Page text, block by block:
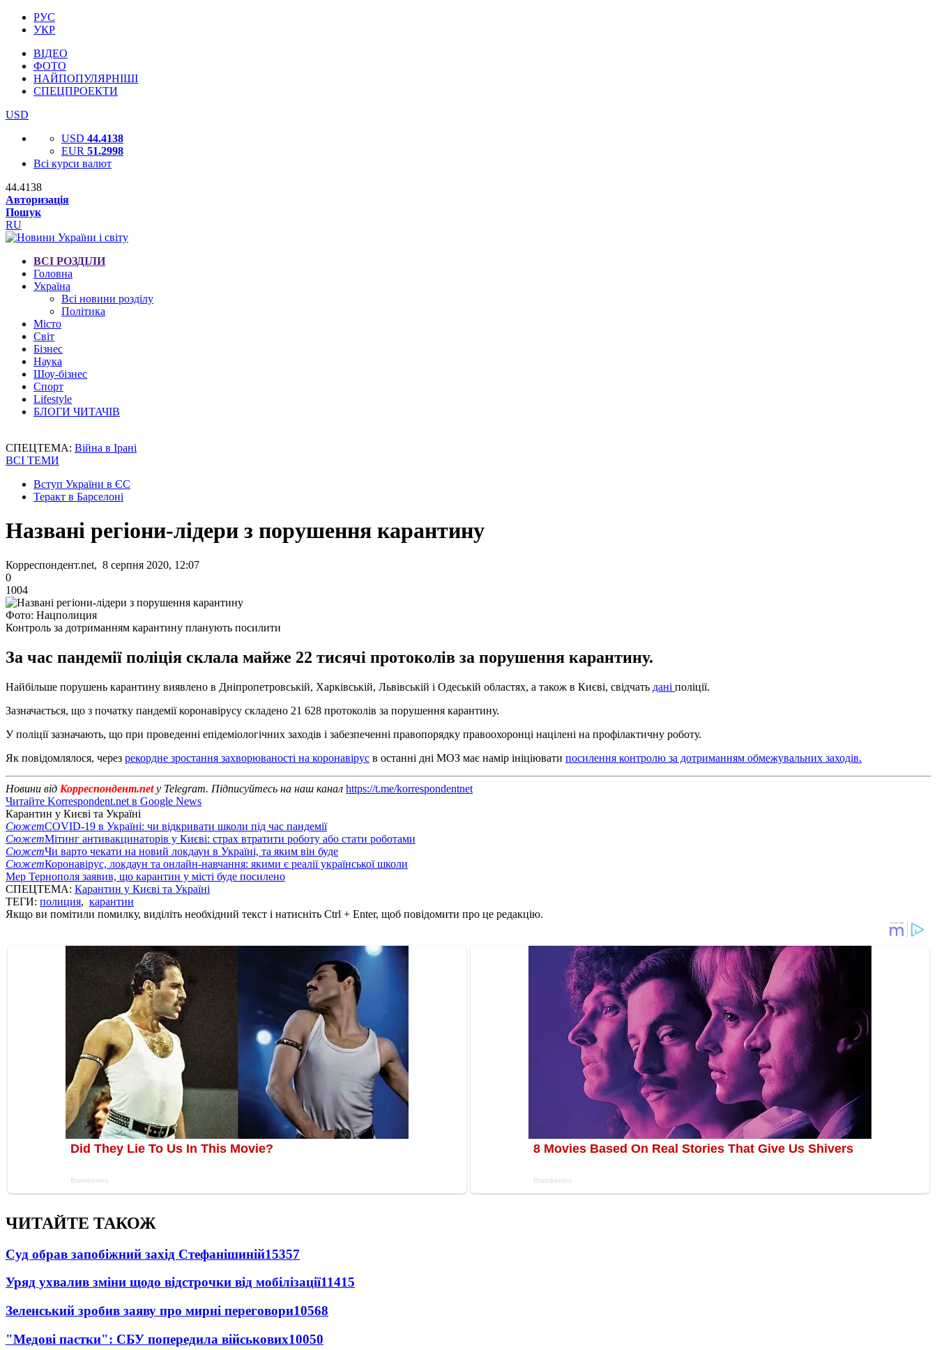
РУС
УКР
ВІДЕО
ФОТО
НАЙПОПУЛЯРНІШІ
СПЕЦПРОЕКТИ
USD
USD 44.4138
EUR 51.2998
Всі курси валют
44.4138
Авторизація
Пошук
RU
ВСІ РОЗДІЛИ
Головна
Україна
Всі новини розділу
Політика
Місто
Світ
Бізнес
Наука
Шоу-бізнес
Спорт
Lifestyle
БЛОГИ ЧИТАЧІВ
СПЕЦТЕМА: Війна в Ірані
ВСІ ТЕМИ
Вступ України в ЄС
Теракт в Барселоні
Названі регіони-лідери з порушення карантину
Корреспондент.net, 8 серпня 2020, 12:07
0
1004
Фото: Нацполиция
Контроль за дотриманням карантину планують посилити
За час пандемії поліція склала майже 22 тисячі протоколів за порушення карантину.
Найбільше порушень карантину виявлено в Дніпропетровській, Харківській, Львівській і Одеській областях, а також в Києві, свідчать дані поліції.
Зазначається, що з початку пандемії коронавірусу складено 21 628 протоколів за порушення карантину.
У поліції зазначають, що при проведенні епідеміологічних заходів і забезпеченні правопорядку правоохоронці націлені на профілактичну роботу.
Як повідомлялося, через рекордне зростання захворюваності на коронавірус в останні дні МОЗ має намір ініціювати посилення контролю за дотриманням обмежувальних заходів.
Новини від Корреспондент.net у Telegram. Підписуйтесь на наш канал https://t.me/korrespondentnet
Читайте Korrespondent.net в Google News
Карантин у Києві та Україні
СюжетCOVID-19 в Україні: чи відкривати школи під час пандемії
СюжетМітинг антивакцинаторів у Києві: страх втратити роботу або стати роботами
СюжетЧи варто чекати на новий локдаун в Україні, та яким він буде
СюжетКоронавірус, локдаун та онлайн-навчання: якими є реалії української школи
Мер Тернополя заявив, що карантин у місті буде посилено
СПЕЦТЕМА: Карантин у Києві та Україні
ТЕГИ: полиция, карантин
Якщо ви помітили помилку, виділіть необхідний текст і натисніть Ctrl + Enter, щоб повідомити про це редакцію.
ЧИТАЙТЕ ТАКОЖ
Суд обрав запобіжний захід Стефанішиній15357
Уряд ухвалив зміни щодо відстрочки від мобілізації11415
Зеленський зробив заяву про мирні переговори10568
"Медові пастки": СБУ попередила військових10050